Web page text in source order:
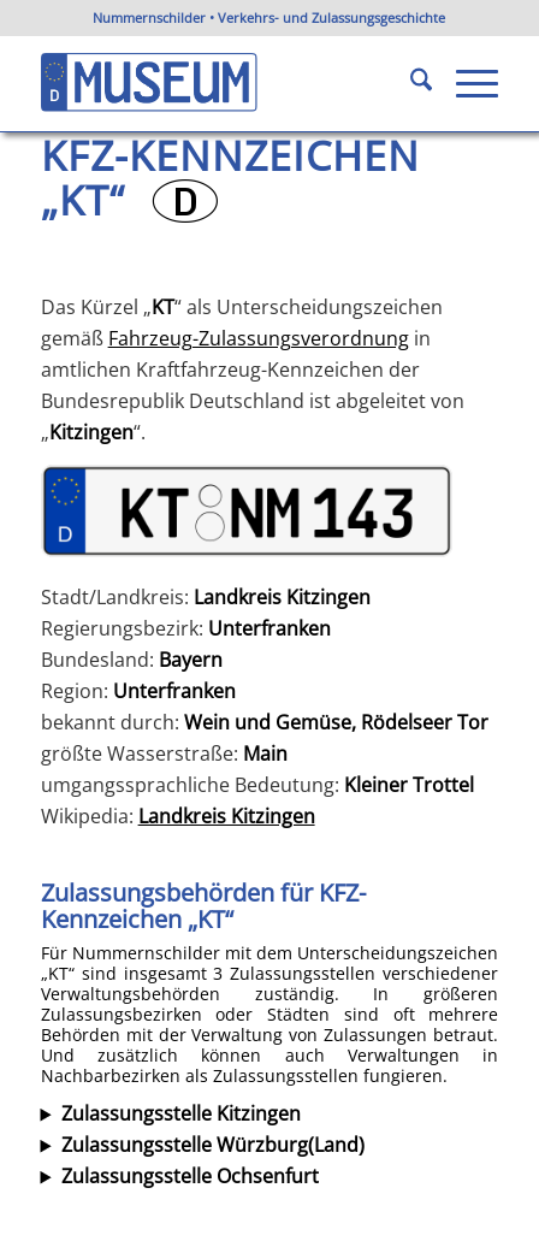
Nummernschilder • Verkehrs- und Zulassungsgeschichte
KFZ-Kennzeichen KT
Du bist hier: Startseite / KFZ-Kennzeichen Bayern
KFZ-Kennzeichen KT
KFZ-KENNZEICHEN
„KT“ ?
Das Kürzel „KT“ als Unterscheidungszeichen
gemäß Fahrzeug-Zulassungsverordnungin
amtlichen Kraftfahrzeug-Kennzeichen der
Bundesrepublik Deutschland ist abgeleitet von
„Kitzingen“.
Stadt/Landkreis: Landkreis Kitzingen
Regierungsbezirk: Unterfranken
Bundesland: Bayern
Region: Unterfranken
bekannt durch: Wein und Gemüse, Rödelseer Tor
größte Wasserstraße: Main
umgangssprachliche Bedeutung: Kleiner Trottel
Wikipedia: Landkreis Kitzingen
Zulassungsbehörden für KFZ-
Kennzeichen „KT“
Für Nummernschilder mit dem Unterscheidungszeichen
„KT“ sind insgesamt 3 Zulassungsstellen verschiedener
Verwaltungsbehörden zuständig. In größeren
Zulassungsbezirken oder Städten sind oft mehrere
Behörden mit der Verwaltung von Zulassungen betraut.
Und zusätzlich können auch Verwaltungen in
Nachbarbezirken als Zulassungsstellen fungieren.
Zulassungsstelle Kitzingen
Zulassungsstelle Würzburg(Land)
Zulassungsstelle Ochsenfurt